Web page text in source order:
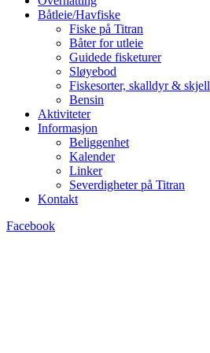
Båtleie/Havfiske
Fiske på Titran
Båter for utleie
Guidede fisketurer
Sløyebod
Fiskesorter, skalldyr & skjell
Bensin
Aktiviteter
Informasjon
Beliggenhet
Kalender
Linker
Severdigheter på Titran
Kontakt
Facebook